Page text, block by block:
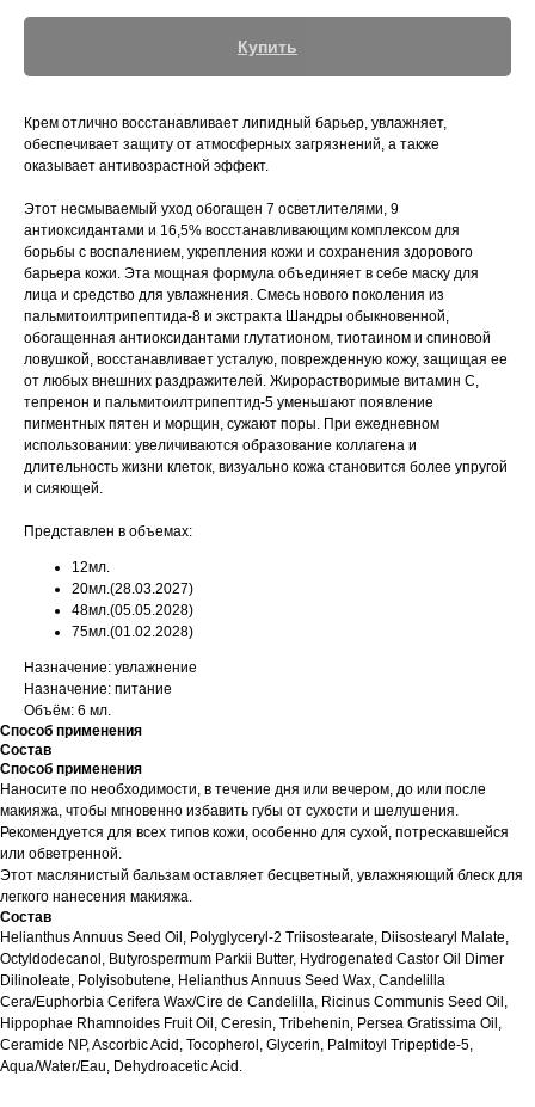
Купить
Крем отлично восстанавливает липидный барьер, увлажняет,
обеспечивает защиту от атмосферных загрязнений, а также
оказывает антивозрастной эффект.
Этот несмываемый уход обогащен 7 осветлителями, 9
антиоксидантами и 16,5% восстанавливающим комплексом для
борьбы с воспалением, укрепления кожи и сохранения здорового
барьера кожи. Эта мощная формула объединяет в себе маску для
лица и средство для увлажнения. Смесь нового поколения из
пальмитоилтрипептида-8 и экстракта Шандры обыкновенной,
обогащенная антиоксидантами глутатионом, тиотаином и спиновой
ловушкой, восстанавливает усталую, поврежденную кожу, защищая ее
от любых внешних раздражителей. Жирорастворимые витамин С,
тепренон и пальмитоилтрипептид-5 уменьшают появление
пигментных пятен и морщин, сужают поры. При ежедневном
использовании: увеличиваются образование коллагена и
длительность жизни клеток, визуально кожа становится более упругой
и сияющей.
Представлен в объемах:
12мл.
20мл.(28.03.2027)
48мл.(05.05.2028)
75мл.(01.02.2028)
Назначение: увлажнение
Назначение: питание
Объём: 6 мл.
Способ применения
Состав
Способ применения
Наносите по необходимости, в течение дня или вечером, до или после
макияжа, чтобы мгновенно избавить губы от сухости и шелушения.
Рекомендуется для всех типов кожи, особенно для сухой, потрескавшейся
или обветренной.
Этот маслянистый бальзам оставляет бесцветный, увлажняющий блеск для
легкого нанесения макияжа.
Состав
Helianthus Annuus Seed Oil, Polyglyceryl-2 Triisostearate, Diisostearyl Malate,
Octyldodecanol, Butyrospermum Parkii Butter, Hydrogenated Castor Oil Dimer
Dilinoleate, Polyisobutene, Helianthus Annuus Seed Wax, Candelilla
Cera/Euphorbia Cerifera Wax/Cire de Candelilla, Ricinus Communis Seed Oil,
Hippophae Rhamnoides Fruit Oil, Ceresin, Tribehenin, Persea Gratissima Oil,
Ceramide NP, Ascorbic Acid, Tocopherol, Glycerin, Palmitoyl Tripeptide-5,
Aqua/Water/Eau, Dehydroacetic Acid.